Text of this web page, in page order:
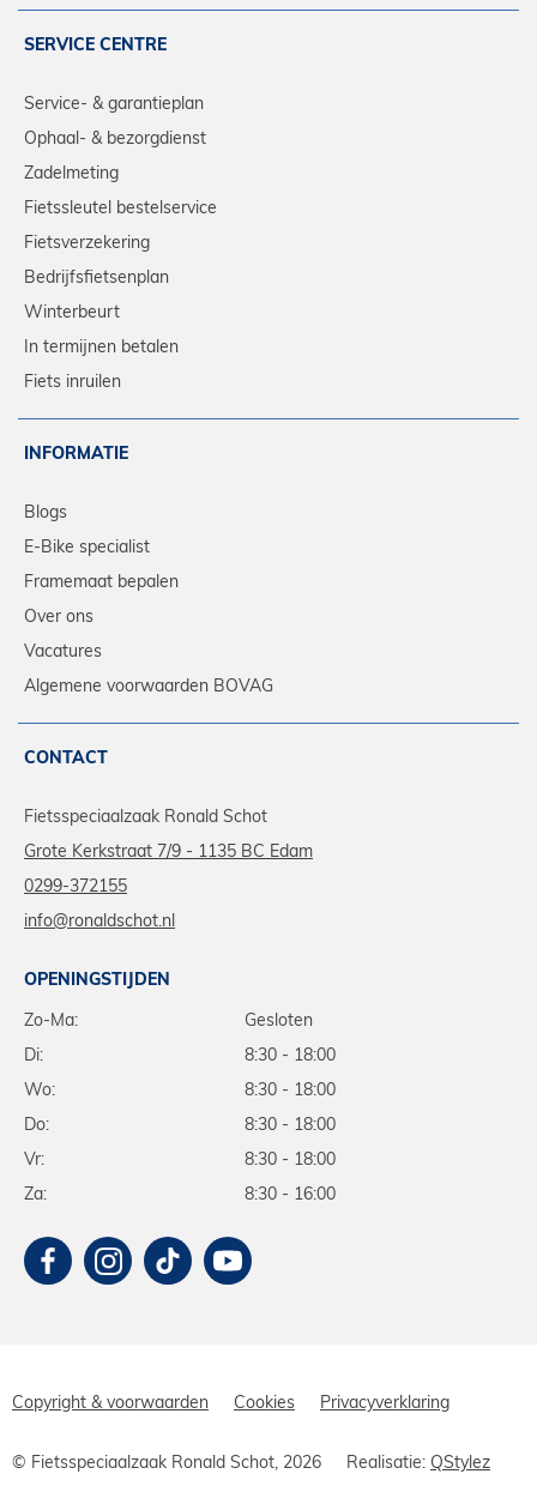
SERVICE CENTRE
Service- & garantieplan
Ophaal- & bezorgdienst
Zadelmeting
Fietssleutel bestelservice
Fietsverzekering
Bedrijfsfietsenplan
Winterbeurt
In termijnen betalen
Fiets inruilen
INFORMATIE
Blogs
E-Bike specialist
Framemaat bepalen
Over ons
Vacatures
Algemene voorwaarden BOVAG
CONTACT
Fietsspeciaalzaak Ronald Schot
Grote Kerkstraat 7/9 - 1135 BC Edam
0299-372155
info@ronaldschot.nl
OPENINGSTIJDEN
Zo-Ma:
Gesloten
Di:
8:30 - 18:00
Wo:
8:30 - 18:00
Do:
8:30 - 18:00
Vr:
8:30 - 18:00
Za:
8:30 - 16:00
Copyright & voorwaarden Cookies Privacyverklaring
© Fietsspeciaalzaak Ronald Schot, 2026 Realisatie: QStylez